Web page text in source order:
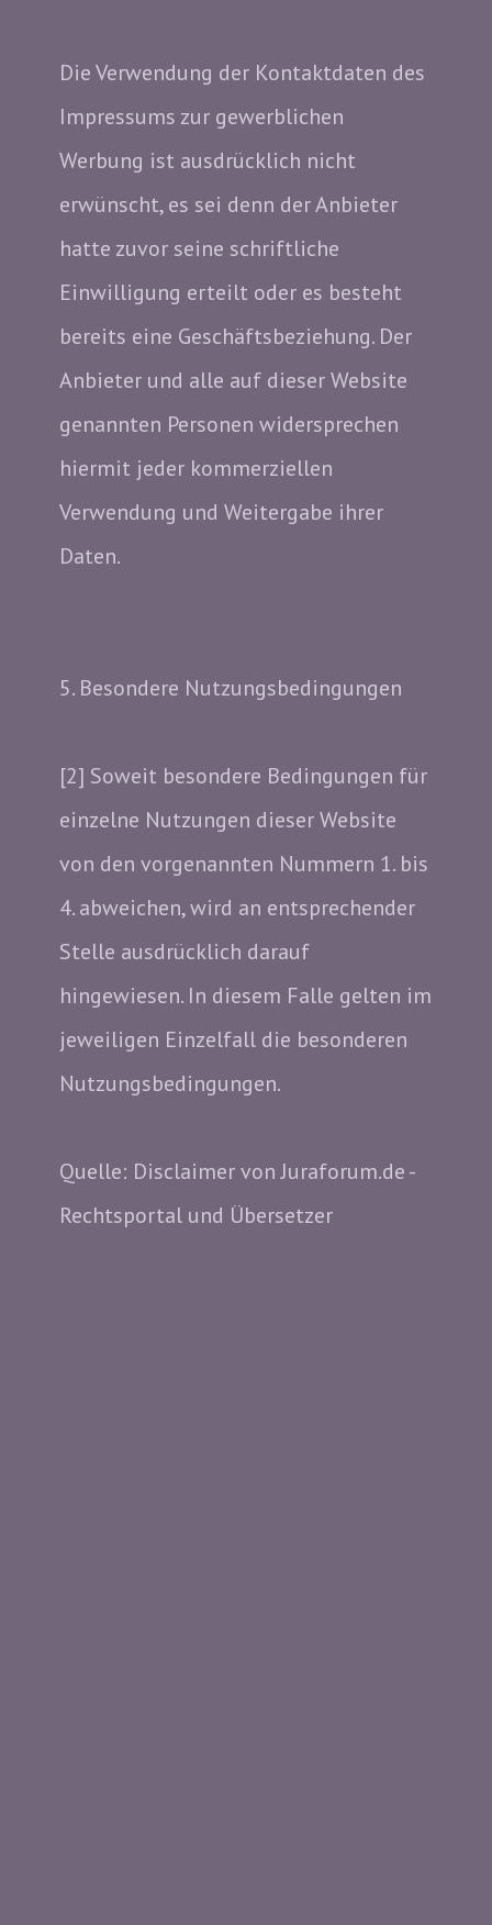
Die Verwendung der Kontaktdaten des
Impressums zur gewerblichen
Werbung ist ausdrücklich nicht
erwünscht, es sei denn der Anbieter
hatte zuvor seine schriftliche
Einwilligung erteilt oder es besteht
bereits eine Geschäftsbeziehung. Der
Anbieter und alle auf dieser Website
genannten Personen widersprechen
hiermit jeder kommerziellen
Verwendung und Weitergabe ihrer
Daten.
5. Besondere Nutzungsbedingungen
[2] Soweit besondere Bedingungen für
einzelne Nutzungen dieser Website
von den vorgenannten Nummern 1. bis
4. abweichen, wird an entsprechender
Stelle ausdrücklich darauf
hingewiesen. In diesem Falle gelten im
jeweiligen Einzelfall die besonderen
Nutzungsbedingungen.
Quelle: Disclaimer von Juraforum.de -
Rechtsportal und Übersetzer